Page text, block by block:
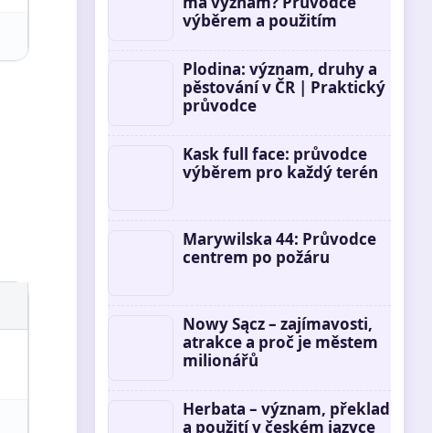
výběrem a použitím
Plodina: význam, druhy a
pěstování v ČR | Praktický
průvodce
Kask full face: průvodce
výběrem pro každý terén
Marywilska 44: Průvodce
centrem po požáru
Nowy Sącz – zajímavosti,
atrakce a proč je městem
milionářů
Herbata – význam, překlad
a použití v českém jazyce